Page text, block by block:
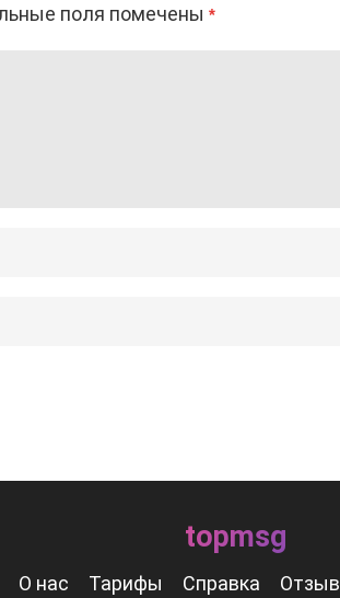
поля помечены *
topmsg
О нас Тарифы Справка Отзыв